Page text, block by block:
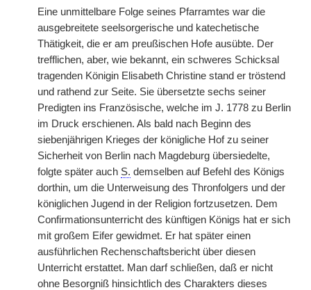
Eine unmittelbare Folge seines Pfarramtes war die
ausgebreitete seelsorgerische und katechetische
Thätigkeit, die er am preußischen Hofe ausübte. Der
trefflichen, aber, wie bekannt, ein schweres Schicksal
tragenden Königin Elisabeth Christine stand er tröstend
und rathend zur Seite. Sie übersetzte sechs seiner
Predigten ins Französische, welche im J. 1778 zu Berlin
im Druck erschienen. Als bald nach Beginn des
siebenjährigen Krieges der königliche Hof zu seiner
Sicherheit von Berlin nach Magdeburg übersiedelte,
folgte später auch S. demselben auf Befehl des Königs
dorthin, um die Unterweisung des Thronfolgers und der
königlichen Jugend in der Religion fortzusetzen. Dem
Confirmationsunterricht des künftigen Königs hat er sich
mit großem Eifer gewidmet. Er hat später einen
ausführlichen Rechenschaftsbericht über diesen
Unterricht erstattet. Man darf schließen, daß er nicht
ohne Besorgniß hinsichtlich des Charakters dieses